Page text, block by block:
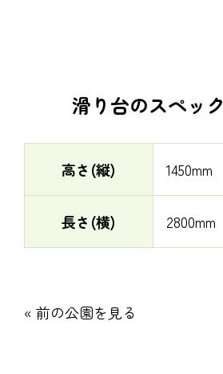
滑り台のスペック
高さ(縦) 1450mm
長さ(横) 2800mm
« 前の公園を見る